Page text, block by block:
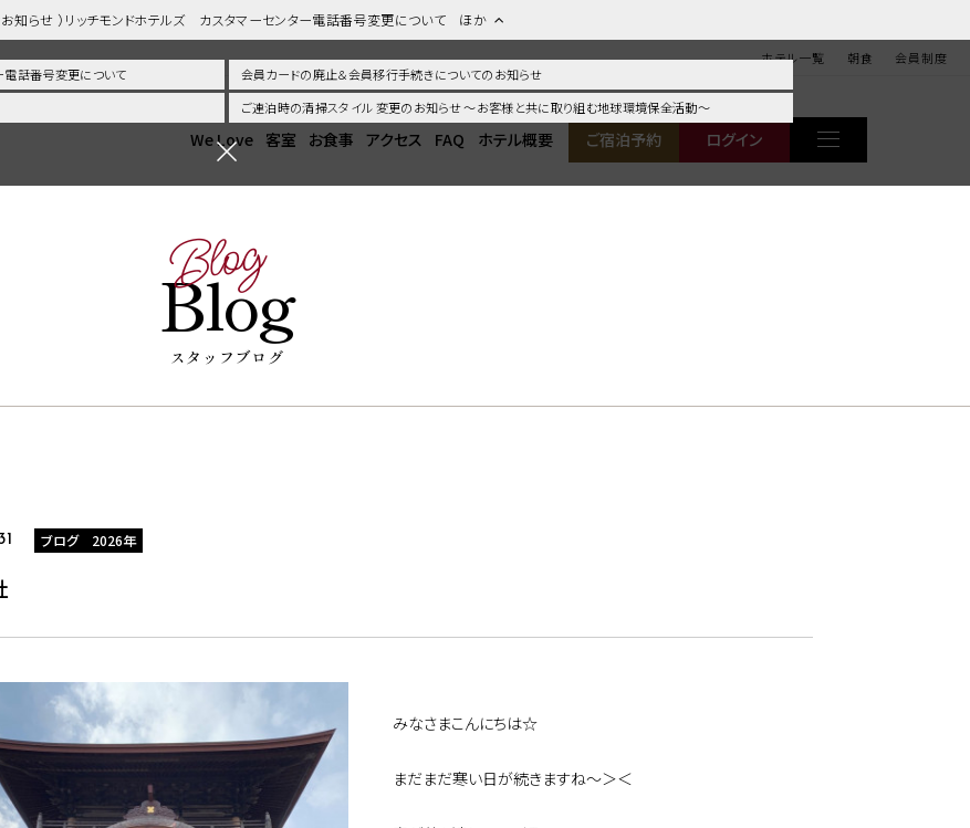
お知らせ ）リッチモンドホテルズ カスタマーセンター電話番号変更について ほか
電話番号変更について
会員カードの廃止＆会員移行手続きについてのお知らせ
ご連泊時の清掃スタイル 変更のお知らせ ～お客様と共に取り組む地球環境保全活動～
ホテル一覧 朝食 会員制度
We Love 客室 お食事 アクセス FAQ ホテル概要 ご宿泊予約 ログイン
Blog
Blog
スタッフブログ
ブログ 2026年
みなさまこんにちは☆
まだまだ寒い日が続きますね～＞＜